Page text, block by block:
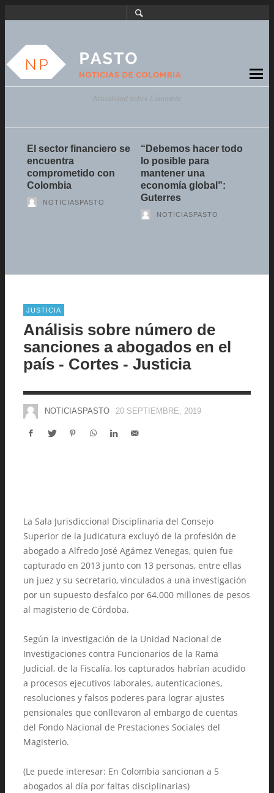
Actualidad sobre Colombia
El sector financiero se
encuentra
comprometido con
Colombia
NOTICIASPASTO
“Debemos hacer todo
lo posible para
mantener una
economía global”:
Guterres
NOTICIASPASTO
JUSTICIA
Análisis sobre número de
sanciones a abogados en el
país - Cortes - Justicia
NOTICIASPASTO 20 SEPTIEMBRE, 2019
La Sala Jurisdiccional Disciplinaria del Consejo
Superior de la Judicatura excluyó de la profesión de
abogado a Alfredo José Agámez Venegas, quien fue
capturado en 2013 junto con 13 personas, entre ellas
un juez y su secretario, vinculados a una investigación
por un supuesto desfalco por 64.000 millones de pesos
al magisterio de Córdoba.
Según la investigación de la Unidad Nacional de
Investigaciones contra Funcionarios de la Rama
Judicial, de la Fiscalía, los capturados habrían acudido
a procesos ejecutivos laborales, autenticaciones,
resoluciones y falsos poderes para lograr ajustes
pensionales que conllevaron al embargo de cuentas
del Fondo Nacional de Prestaciones Sociales del
Magisterio.
(Le puede interesar: En Colombia sancionan a 5
abogados al día por faltas disciplinarias)